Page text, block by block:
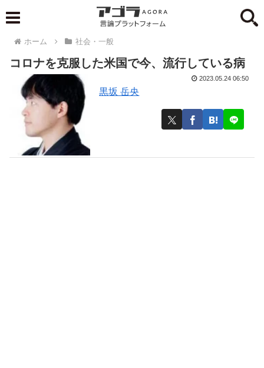
ホーム 社会・一般
コロナを克服した米国で今、流行している病
黒坂 岳央
2023.05.24 06:50